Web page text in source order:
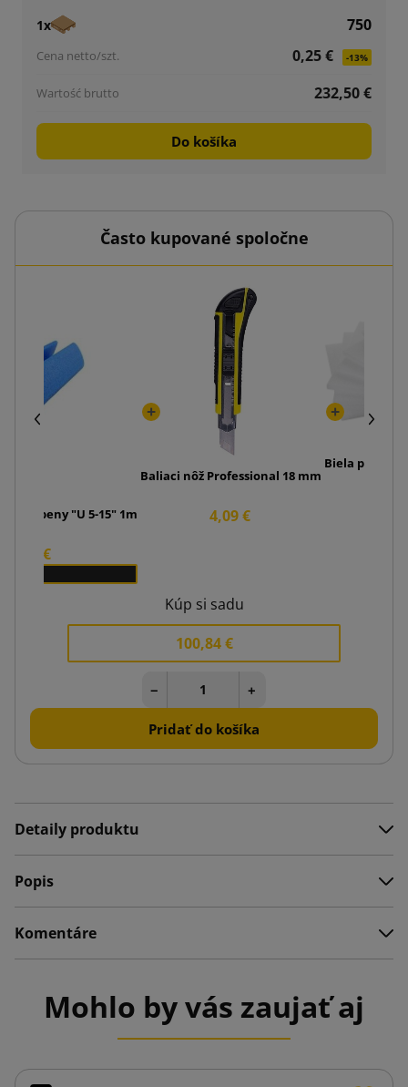
1x
750
0,25 €
-13%
232,50 €
Do košíka
Často kupované spoločne
z PE peny "U 5-15" 1m
95,00 €
Baliaci nôž Professional 18 mm
4,09 €
Biela pena
Kúp si sadu
100,84 €
− +
Pridať do košíka
Detaily produktu
Popis
Komentáre
Mohlo by vás zaujať aj